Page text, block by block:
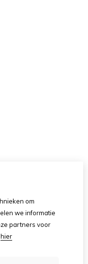
om
we informatie
partners voor
hier